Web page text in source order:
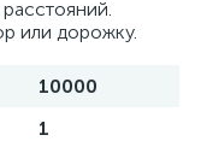
или дорожку.
10000
1